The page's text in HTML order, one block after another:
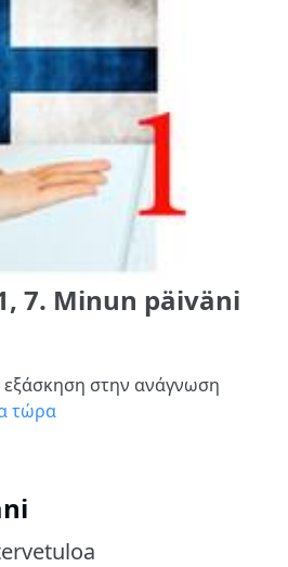
7. Minun päiväni
στην ανάγνωση
τώρα